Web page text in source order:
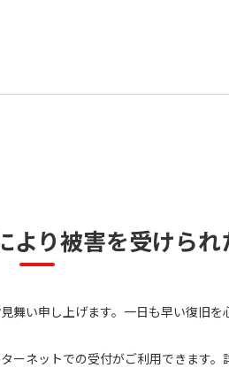
より被害を受けら
い申し上げます。一日も早い復旧を
ーネットでの受付がご利用できます